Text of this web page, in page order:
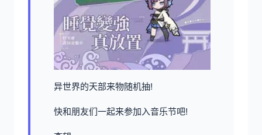
异世界的天部来物随机抽!
快和朋友们一起来参加入音乐节吧!